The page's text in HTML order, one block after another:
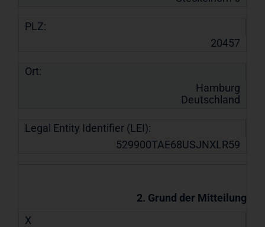
PLZ:
20457
Ort:
Hamburg
Deutschland
Legal Entity Identifier (LEI):
529900TAE68USJNXLR59
2. Grund der Mitteilung
X